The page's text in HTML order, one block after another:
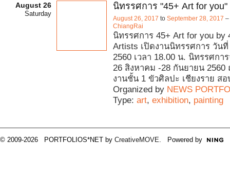
August 26
Saturday
นิทรรศการ "45+ Art for you"
August 26, 2017 to September 28, 2017 –
ChiangRai
นิทรรศการ 45+ Art for you by
Artists เปิดงานนิทรรศการ วัน
2560 เวลา 18.00 น. นิทรรศกา
26 สิงหาคม -28 กันยายน
งานชั้น 1 ขัวศิลปะ เชียงราย สอ
Organized by NEWS
Type: art, exhibition, painting
© 2009-2026 PORTFOLIOS*NET by CreativeMOVE . Powered by